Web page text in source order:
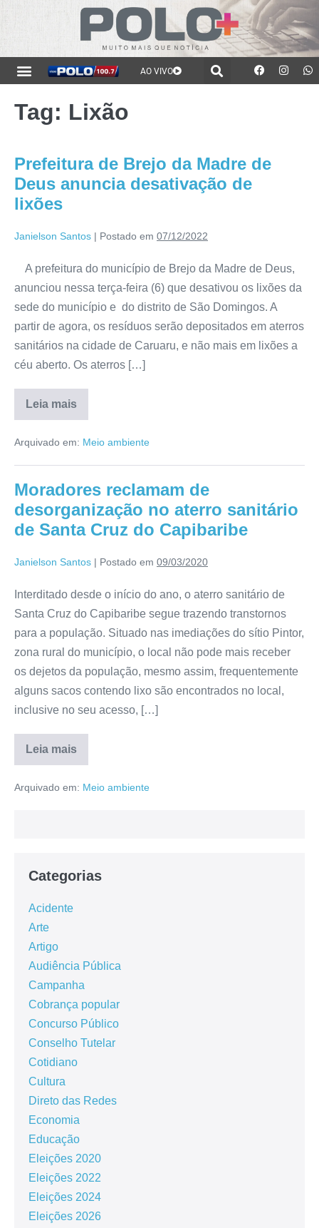
AO VIVO
Tag: Lixão
Prefeitura de Brejo da Madre de
Deus anuncia desativação de
lixões
Janielson Santos | Postado em 07/12/2022
A prefeitura do município de Brejo da Madre de Deus,
anunciou nessa terça-feira (6) que desativou os lixões da
sede do município e do distrito de São Domingos. A
partir de agora, os resíduos serão depositados em aterros
sanitários na cidade de Caruaru, e não mais em lixões a
céu aberto. Os aterros […]
Leia mais
Arquivado em: Meio ambiente
Moradores reclamam de
desorganização no aterro sanitário
de Santa Cruz do Capibaribe
Janielson Santos | Postado em 09/03/2020
Interditado desde o início do ano, o aterro sanitário de
Santa Cruz do Capibaribe segue trazendo transtornos
para a população. Situado nas imediações do sítio Pintor,
zona rural do município, o local não pode mais receber
os dejetos da população, mesmo assim, frequentemente
alguns sacos contendo lixo são encontrados no local,
inclusive no seu acesso, […]
Leia mais
Arquivado em: Meio ambiente
Categorias
Acidente
Arte
Artigo
Audiência Pública
Campanha
Cobrança popular
Concurso Público
Conselho Tutelar
Cotidiano
Cultura
Direto das Redes
Economia
Educação
Eleições 2020
Eleições 2022
Eleições 2024
Eleições 2026